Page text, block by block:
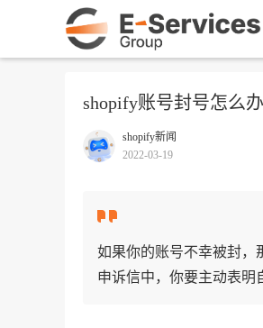
shopify账号封号怎么
shopify新闻
2022-03-19
如果你的账号不幸被封，
申诉信中，你要主动表明